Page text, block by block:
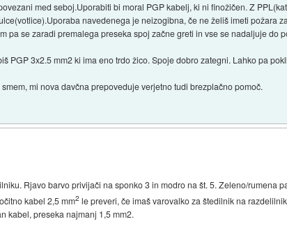
med seboj.Uporabiti bi moral PGP kabelj, ki ni finožičen. Z
navedenega je neizogibna, če ne želiš imeti požara
pa se zaradi premalega preseka spoj začne greti in vse se nadaljuje do
PGP 3x2.5 mm2 ki ima eno trdo žico. Spoje dobro zategni. Lahko pa
mi nova davčna prepoveduje verjetno tudi brezplačno pomoč.
Rjavo barvo privijači na sponko 3 in modro na št. 5. Zeleno/rumena
kabel 2,5 mm2 le preveri, če imaš varovalko za štedilnik na
kabel, preseka najmanj 1,5 mm2.